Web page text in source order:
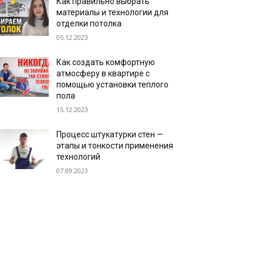
материалы и технологии для
отделки потолка
05.12.2023
Как создать комфортную
атмосферу в квартире с
помощью установки теплого
пола
15.12.2023
Процесс штукатурки стен —
этапы и тонкости применения
технологий
07.09.2023